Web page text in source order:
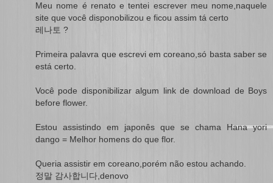
Meu nome é renato e tentei escrever meu nome,naquele
site que você disponobilizou e ficou assim tá certo
레나토 ?
Primeira palavra que escrevi em coreano,só basta saber se
está certo.
Você pode disponibilizar algum link de download de Boys
before flower.
Estou assistindo em japonês que se chama Hana yori
dango = Melhor homens do que flor.
Queria assistir em coreano,porém não estou achando.
정말 감사합니다,denovo